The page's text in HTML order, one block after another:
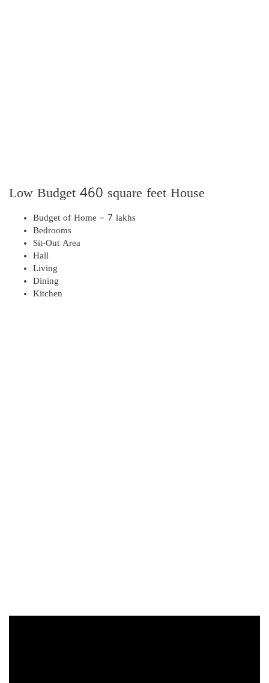
Low Budget 460 square feet House
Budget of Home – 7 lakhs
Bedrooms
Sit-Out Area
Hall
Living
Dining
Kitchen